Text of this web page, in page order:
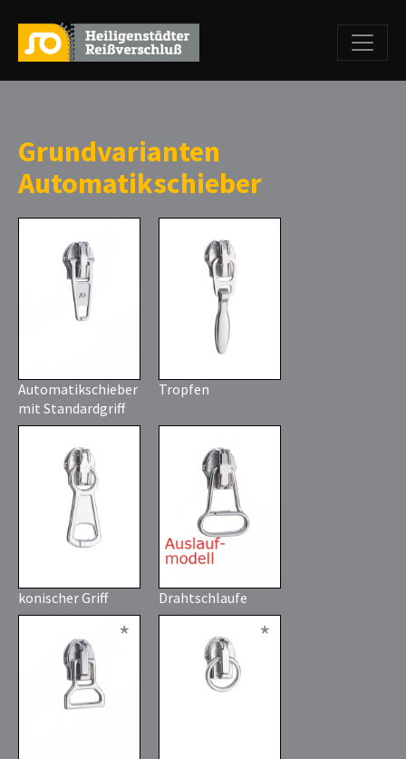
Grundvarianten
Automatikschieber
Automatikschieber
mit Standardgriff
Tropfen
konischer Griff Drahtschlaufe
* *